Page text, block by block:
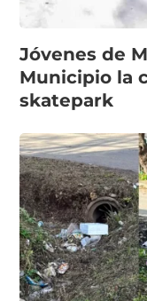
Jóvenes de
Municipio la
skatepark